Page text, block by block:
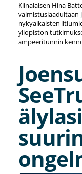
Kiinalaisen Hina
valmistuslaadultaan
nykyaikaisten
yliopiston
ampeeritunnin